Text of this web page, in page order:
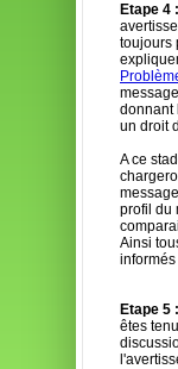
Etape 4 :
toujours
donnant
un droit
A ce
profil du
Ainsi
Etape 5 :
êtes